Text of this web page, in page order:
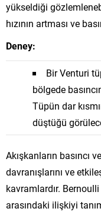
yükseldiği
hızının artması ve
Deney:
Bir Venturi
bölgede
Tüpün dar
düştüğü
Akışkanların basıncı
davranışlarını ve
kavramlardır. Bernoulli
arasındaki ilişkiyi